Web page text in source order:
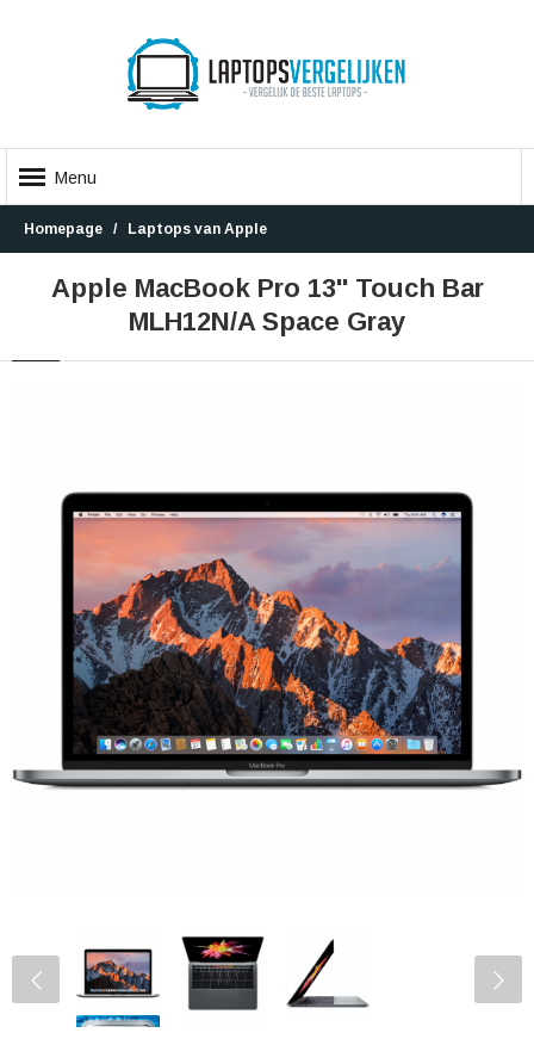
Menu
Homepage Laptops van Apple
Apple MacBook Pro 13'' Touch Bar
MLH12N/A Space Gray